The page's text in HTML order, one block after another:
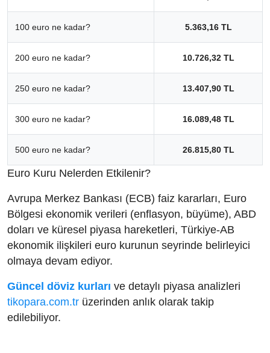
100 euro ne kadar? 5.363,16 TL
200 euro ne kadar? 10.726,32 TL
250 euro ne kadar? 13.407,90 TL
300 euro ne kadar? 16.089,48 TL
500 euro ne kadar? 26.815,80 TL
Euro Kuru Nelerden Etkilenir?
Avrupa Merkez Bankası (ECB) faiz kararları, Euro
Bölgesi ekonomik verileri (enflasyon, büyüme), ABD
doları ve küresel piyasa hareketleri, Türkiye-AB
ekonomik ilişkileri euro kurunun seyrinde belirleyici
olmaya devam ediyor.
Güncel döviz kurları ve detaylı piyasa analizleri
tikopara.com.tr üzerinden anlık olarak takip
edilebiliyor.